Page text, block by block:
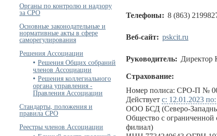
Органы по контролю и надзору
за СРО
Основные законодательные и
нормативные акты в сфере
саморегулирования
Решения Ассоциации
Решения Общих собраний
членов Ассоциации
Решения коллегиального
органа управления -
Правления Ассоциации
Стандарты, положения и
правила СРО
Реестры членов Ассоциации
Телефоны: 8 (863)
Веб-сайт: pskcit.ru
Руководитель: Директор
Страхование:
Номер полиса: СРО-П №
Действует с: 12.01.2023
ООО БСД (Северо-
Общество с ограниченной
филиал)